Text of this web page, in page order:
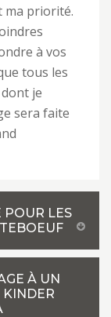
ma priorité.
à vos
tous les
je
sera faite
POUR LES
À UN
KINDER